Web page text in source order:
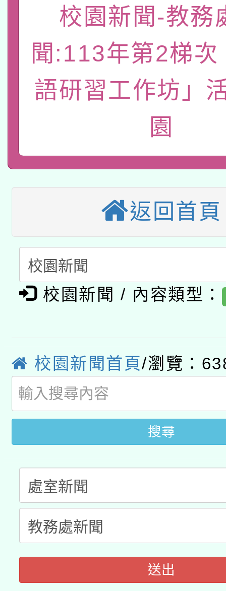
國立臺灣師範大學辦
年度健康促進學校輔導
業成長研習」實施計畫
函轉國家教育研究院
原住民族教育政策研討
族教育國際趨勢與發展
新北市政府教育局辦理
師專業成長研習實施計
方素養工作坊新北場」
函轉國立臺灣師範大學
族語言臺北學習中心
「族語學習班」招生簡
轉知有關國立成功大學
文教學共融平台-教案
年度COVID-19疫苗接
接種對象擴大為「滿6
接種之民眾」措施，
月28日止
轉知經濟部水利署委託
業技術研究院辦理「
用水績優單位及節水達
115年8月22日(星期六
桃園市孔廟祈福系列
開 智慧啟航」
2026年桃園地景藝術
「2026桃園藝術巡演
關事宜
轉知教育部國民及學前
國立臺灣師範大學辦理
年度健康促進學校輔導
函轉國家教育研究院中
原住民族教育政策研討
轉知教育部國民及學前
方素養工作坊新北場」
函轉國立臺灣師範大學
「族語學習班」招生簡
文教學共融平台-教案
件」活動簡章
教育部國民及學前教育
年度COVID-19疫苗接
接種對象擴大為「滿6
接種之民眾」措施，延
月28日止
校園新聞-教務
聞:113年第2梯次
語研習工作坊」
園
返回首頁
校園新聞 / 內容類型：
校園新聞首頁/瀏覽：
搜尋
送出